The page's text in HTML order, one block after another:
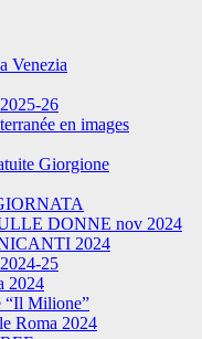
Venezia
26
en images
Giorgione
DONNE nov 2024
2024
25
2024
“Il Milione”
Roma 2024